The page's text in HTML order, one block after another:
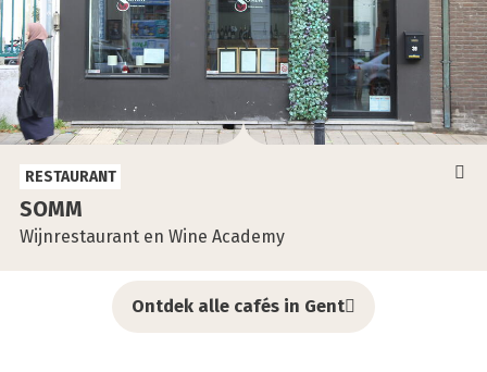
SOMM
Wijnrestaurant en Wine Academy
RESTAURANT
Ontdek alle cafés in Gent